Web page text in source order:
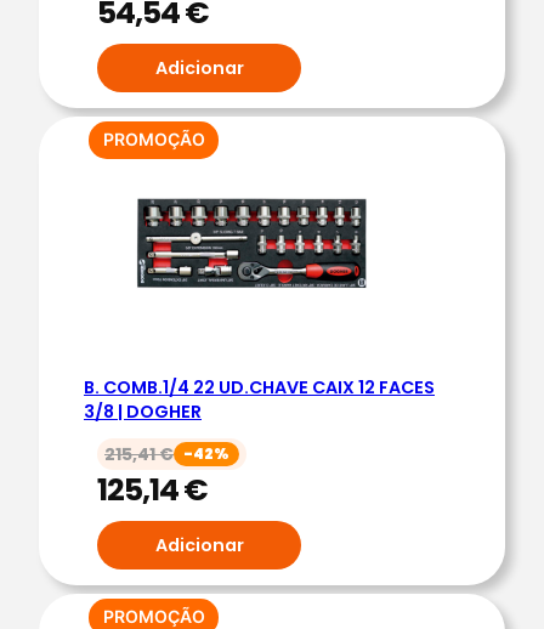
1
54,54€
Adicionar
PROMOÇÃOPRODUTO
EM
B. COMB.1/4 22 UD.CHAVE CAIX 12 FACES
3/8 | DOGHER
215,41€ -42%
125,14€
Adicionar
PROMOÇÃOPRODUTO